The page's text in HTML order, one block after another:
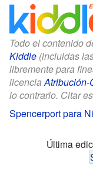
Todo el contenido
Kiddle (incluidas
libremente para
licenciaAtribución-
lo contrario. Citar
Spencerport para
Última